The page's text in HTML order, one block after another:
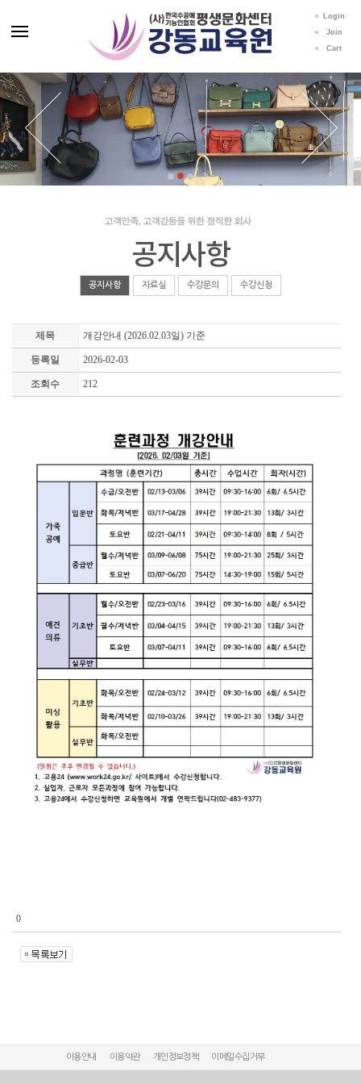
Login
Join
Cart
공지사항
공지사항 자료실 수강문의 수강신청
제목 개강안내 (2026.02.03일) 기준
등록일 2026-02-03
조회수 212
0
이용안내 이용약관 개인정보정책 이메일수집거부